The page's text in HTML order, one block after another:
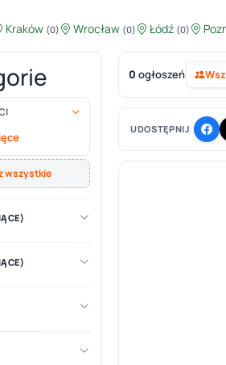
Kraków (0) Wrocław (0) Łódź (0)
wszystkie
0 ogłoszeń
UDOSTĘPNIJ